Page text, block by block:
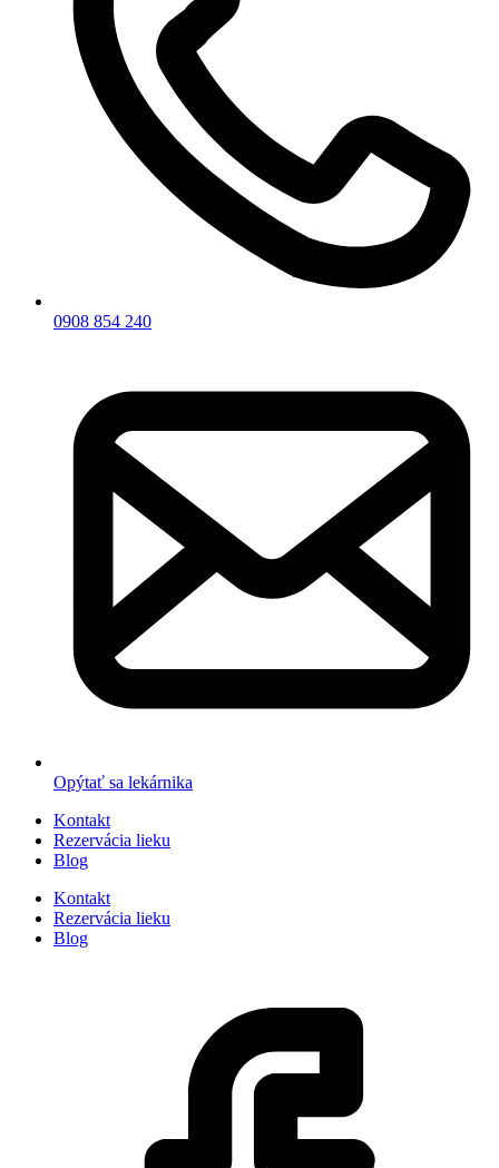
0908 854 240
Opýtať sa lekárnika
Kontakt
Rezervácia lieku
Blog
Kontakt
Rezervácia lieku
Blog